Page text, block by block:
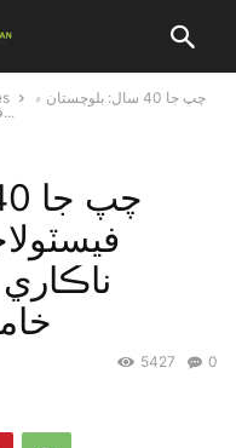
چپ جا 40 سال: بلوچستان ۾
فيسٽولاجون مريض عورتون ناڪاري سماجي روين...
0
5427